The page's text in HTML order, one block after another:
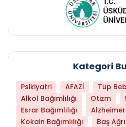
Kategori
Psikiyatri AFAZİ
Tüp
Alkol Bağımlılığı
Otizm
Esrar Bağımlılığı
Alzheimer
Kokain Bağımlılığı
Baş